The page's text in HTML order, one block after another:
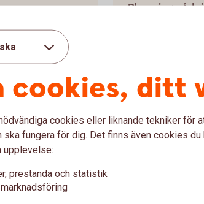
cookies, ditt
cookies eller liknande tekniker för
fungera för dig. Det finns även cookies du
upplevelse:
prestanda och statistik